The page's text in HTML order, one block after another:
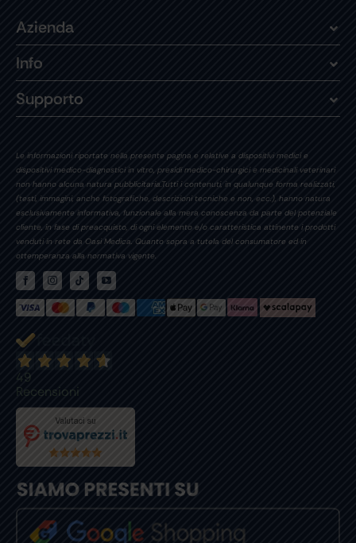
Azienda
Info
Supporto
Le informazioni riportate nella presente pagina e relative a dispositivi medici e
dispositivi medico-diagnostici in vitro, presidi medico-chirurgici e medicinali veterinari
non hanno alcuna natura pubblicitaria.Tutti i contenuti, in qualunque forma realizzati,
(testi, immagini, anche fotografiche, descrizioni tecniche e non, ecc.), hanno natura
esclusivamente informativa, funzionale alla mera conoscenza da parte del potenziale
cliente, in fase di preacquisto, di ogni elemento e/o caratteristica attinente i prodotti
venduti in rete da Oasi Medica. Quanto sopra a tutela del consumatore ed in
ottemperanza alla normativa vigente.
49
Recensioni